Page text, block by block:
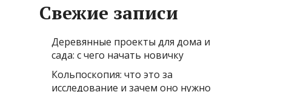
Свежие записи
Деревянные проекты для дома и
сада: с чего начать новичку
Кольпоскопия: что это за
исследование и зачем оно нужно